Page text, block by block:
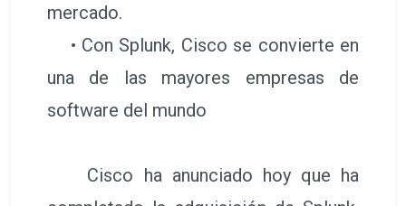
mercado.
• Con Splunk, Cisco se convierte en
una de las mayores empresas de
software del mundo
Cisco ha anunciado hoy que ha